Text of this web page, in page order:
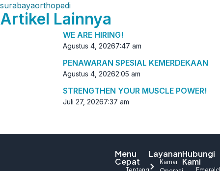
surabayaorthopedi
Artikel Lainnya
WE ARE HIRING!
Agustus 4, 20267:47 am
PENAWARAN SPESIAL KEMERDEKAAN
Agustus 4, 20262:05 am
STRENGTHEN YOUR MUSCLE POWER!
Juli 27, 20267:37 am
Menu
Cepat
Layanan
Kamar
Hubungi
Kami